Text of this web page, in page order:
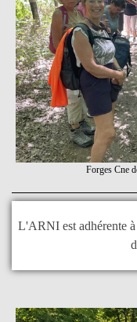
Forges Cne
L'ARNI est adhérente